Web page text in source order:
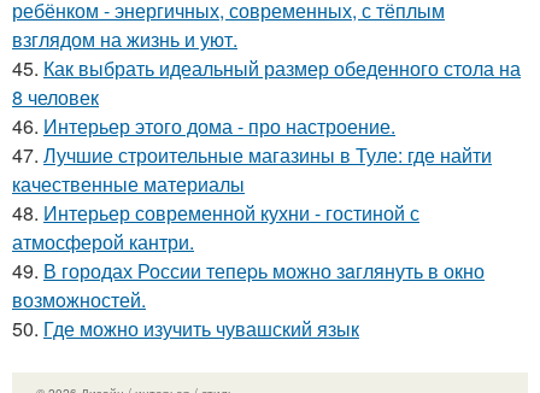
ребёнком - энергичных, современных, с тёплым
взглядом на жизнь и уют.
45. Как выбрать идеальный размер обеденного стола на
8 человек
46. Интерьер этого дома - про настроение.
47. Лучшие строительные магазины в Туле: где найти
качественные материалы
48. Интерьер современной кухни - гостиной с
атмосферой кантри.
49. В городах России тепеpь можно зaглянуть в окно
возмoжностей.
50. Где можно изучить чувашский язык